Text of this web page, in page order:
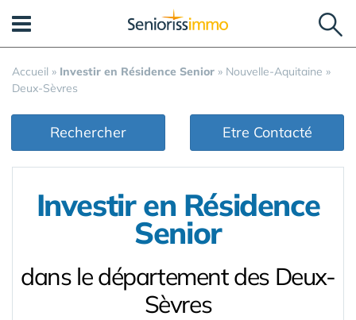
Accueil » Investir en Résidence Senior » Nouvelle-Aquitaine »
Deux-Sèvres
Rechercher Etre Contacté
Investir en Résidence
Senior
dans le département des Deux-
Sèvres